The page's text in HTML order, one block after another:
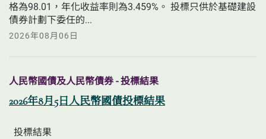
格為98.01，年化收益率則為3.459%。 投標只供於基礎建設
債券計劃下委任的...
2026年08月06日
人民幣國債及人民幣債券 - 投標結果
2026年8月5日人民幣國債投標結果
投標結果